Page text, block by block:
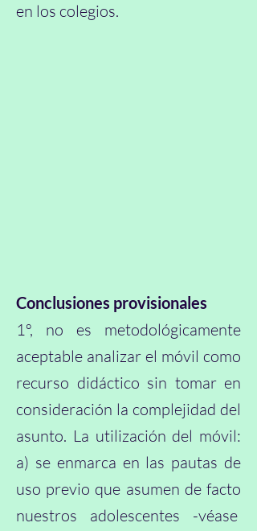
en los colegios.
Conclusiones provisionales
1º, no es metodológicamente
aceptable analizar el móvil como
recurso didáctico sin tomar en
consideración la complejidad del
asunto. La utilización del móvil:
a) se enmarca en las pautas de
uso previo que asumen de facto
nuestros adolescentes -véase